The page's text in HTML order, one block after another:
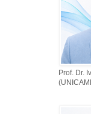
Prof. Dr.